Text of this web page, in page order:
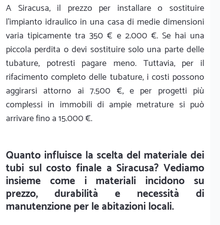
A Siracusa, il prezzo per installare o sostituire
l'impianto idraulico in una casa di medie dimensioni
varia tipicamente tra 350 € e 2.000 €. Se hai una
piccola perdita o devi sostituire solo una parte delle
tubature, potresti pagare meno. Tuttavia, per il
rifacimento completo delle tubature, i costi possono
aggirarsi attorno ai 7.500 €, e per progetti più
complessi in immobili di ampie metrature si può
arrivare fino a 15.000 €.
Quanto influisce la scelta del materiale dei
tubi sul costo finale a Siracusa? Vediamo
insieme come i materiali incidono su
prezzo, durabilità e necessità di
manutenzione per le abitazioni locali.